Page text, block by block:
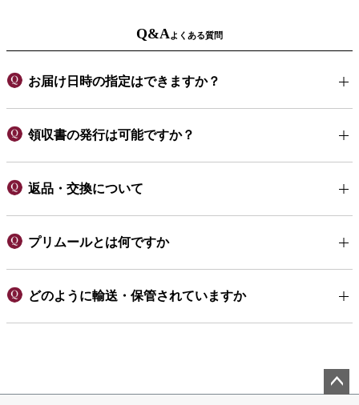
Q&Aよくある質問
お届け日時の指定はできますか？
領収書の発行は可能ですか？
返品・交換について
プリムールとは何ですか
どのように輸送・保管されていますか